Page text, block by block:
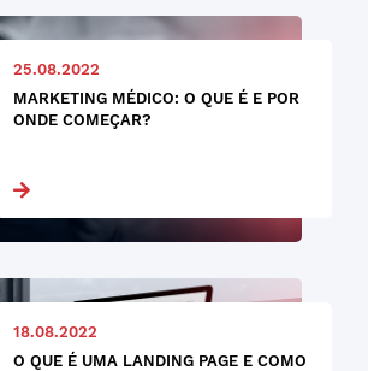
25.08.2022
MARKETING MÉDICO: O QUE É E POR
ONDE COMEÇAR?
18.08.2022
O QUE É UMA LANDING PAGE E COMO